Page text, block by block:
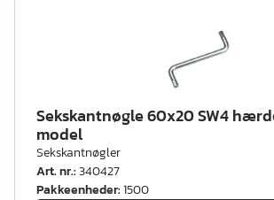
Sekskantnøgle 60x20 SW4
model
Sekskantnøgler
Art. nr.:340427
Pakkeenheder:1500